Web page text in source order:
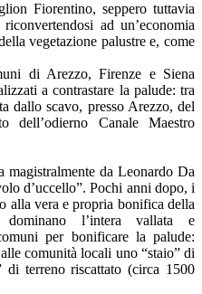
Fiorentino, seppero tuttavia
ad un’economia
vegetazione palustre e, come
di Arezzo, Firenze e Siena
a contrastare la palude: tra
dallo scavo, presso Arezzo, del
dell’odierno Canale Maestro
magistralmente da Leonardo Da
d’uccello”. Pochi anni dopo, i
alla vera e propria bonifica della
l’intera vallata e
per bonificare la palude:
comunità locali uno “staio” di
terreno riscattato (circa 1500